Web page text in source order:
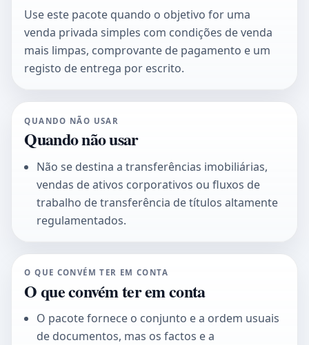
Use este pacote quando o objetivo for uma
venda privada simples com condições de venda
mais limpas, comprovante de pagamento e um
registo de entrega por escrito.
QUANDO NÃO USAR
Quando não usar
Não se destina a transferências imobiliárias,
vendas de ativos corporativos ou fluxos de
trabalho de transferência de títulos altamente
regulamentados.
O QUE CONVÉM TER EM CONTA
O que convém ter em conta
O pacote fornece o conjunto e a ordem usuais
de documentos, mas os factos e a